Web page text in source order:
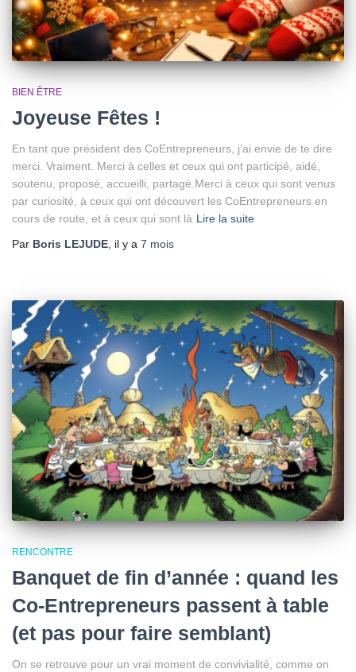
BIEN ÊTRE
Joyeuse Fêtes !
En tant que président des CoEntrepreneurs, j’ai envie de te dire
merci. Vraiment. Merci à celles et ceux qui ont participé, aidé,
soutenu, proposé, accueilli, partagé.Merci à ceux qui sont venus
par curiosité, à ceux qui ont découvert les CoEntrepreneurs en
cours de route, et à ceux qui sont là Lire la suite
Par Boris LEJUDE , il y a 7 mois
RENCONTRE
Banquet de fin d’année : quand les
Co-Entrepreneurs passent à table
(et pas pour faire semblant)
On se retrouve pour un vrai moment de convivialité, comme on